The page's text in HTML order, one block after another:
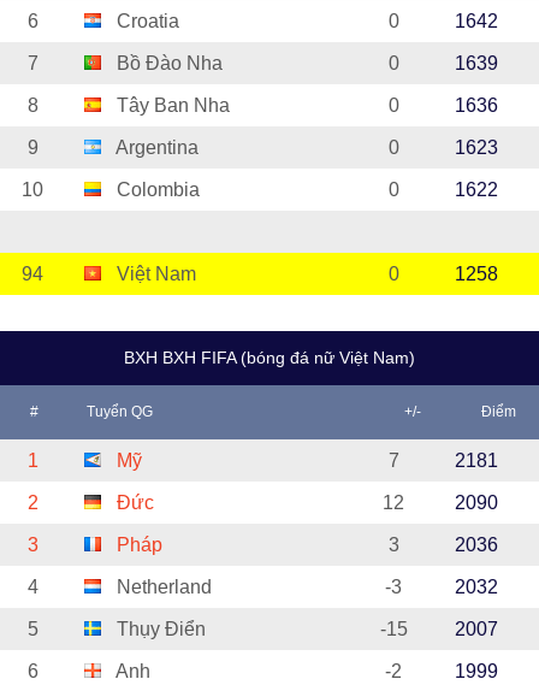
6 Croatia 0 1642
7 Bồ Đào Nha 0 1639
8 Tây Ban Nha 0 1636
9 Argentina 0 1623
10 Colombia 0 1622
94 Việt Nam 0 1258
BXH BXH FIFA (bóng đá nữ Việt Nam)
# Tuyển QG +/- Điểm
1 Mỹ 7 2181
2 Đức 12 2090
3 Pháp 3 2036
4 Netherland -3 2032
5 Thụy Điển -15 2007
6 Anh -2 1999